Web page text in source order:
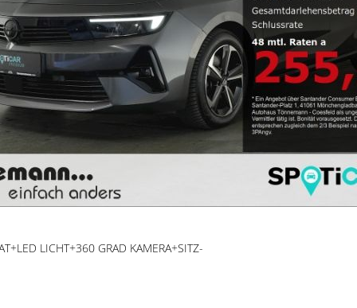
LICHT+360 GRAD KAMERA+SITZ-